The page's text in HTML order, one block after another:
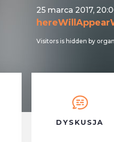
25 marca 2017,
Visitors is hidden by
DYSKUSJA